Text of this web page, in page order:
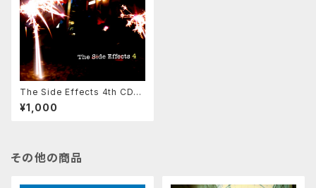
The Side Effects 4th CD版
（紙ジャケット、歌詞付）
¥1,000
その他の商品